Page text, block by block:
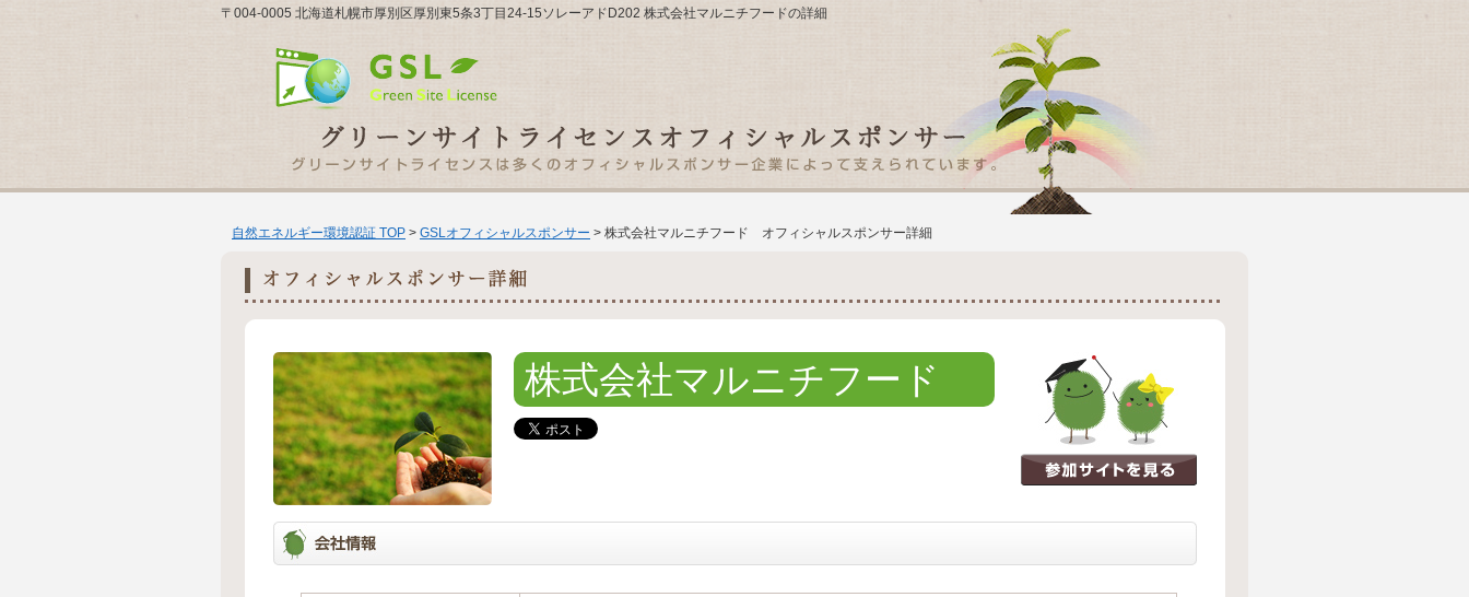
〒004-0005 北海道札幌市厚別区厚別東5条3丁目24-15ソレーアドD202 株式会社マルニチフードの詳細
自然エネルギー環境認証 TOP > GSLオフィシャルスポンサー > 株式会社マルニチフード オフィシャルスポンサー詳細
株式会社マルニチフード